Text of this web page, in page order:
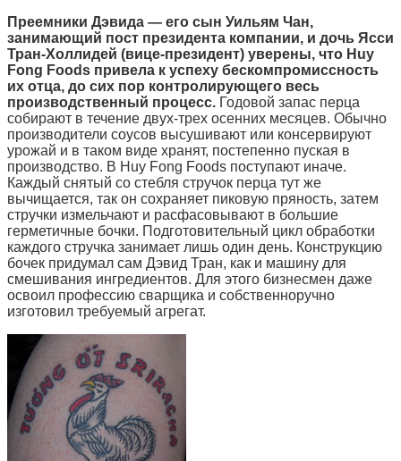
Преемники Дэвида — его сын Уильям Чан,
занимающий пост президента компании, и дочь Ясси
Тран-Холлидей (вице-президент) уверены, что Huy
Fong Foods привела к успеху бескомпромиссность
их отца, до сих пор контролирующего весь
производственный процесс. Годовой запас перца
собирают в течение двух-трех осенних месяцев. Обычно
производители соусов высушивают или консервируют
урожай и в таком виде хранят, постепенно пуская в
производство. В Huy Fong Foods поступают иначе.
Каждый снятый со стебля стручок перца тут же
вычищается, так он сохраняет пиковую пряность, затем
стручки измельчают и расфасовывают в большие
герметичные бочки. Подготовительный цикл обработки
каждого стручка занимает лишь один день. Конструкцию
бочек придумал сам Дэвид Тран, как и машину для
смешивания ингредиентов. Для этого бизнесмен даже
освоил профессию сварщика и собственноручно
изготовил требуемый агрегат.